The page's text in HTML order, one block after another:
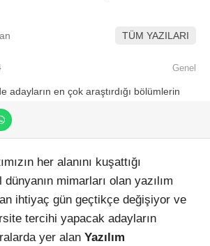
TÜM YAZILARI
Genel
her alanını kuşattığı
mimarları olan yazılım
ihtiyaç gün geçtikçe değişiyor ve
tercihi yapacak adayların
yer alan Yazılım